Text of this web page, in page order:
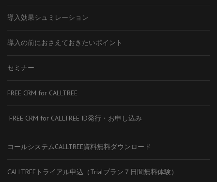
導入効果シュミレーション
導入の前におさえておきたいポイント
セミナー
FREE CRM for CALLTREE
FREE CRM for CALLTREE ID発行・お申し込み
コールシステムCALLTREE資料無料ダウンロード
CALLTREEトライアル申込（Trialプラン７日間無料体験）